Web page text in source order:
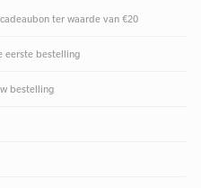
ter waarde van €20
eerste bestelling
bestelling